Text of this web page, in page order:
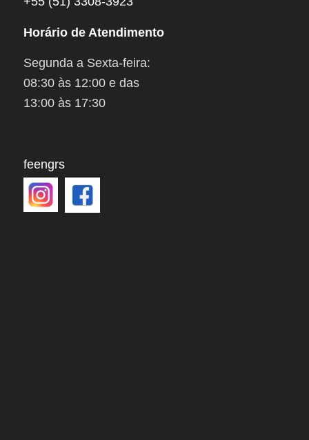
Horário de Atendimento
Segunda a Sexta-feira:
08:30 às 12:00 e das
13:00 às 17:30
feengrs